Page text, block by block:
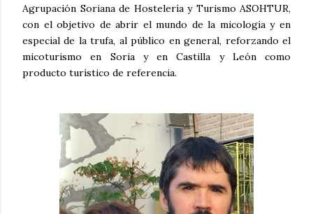
Agrupación Soriana de Hostelería y Turismo ASOHTUR,
con el objetivo de abrir el mundo de la micología y en
especial de la trufa, al público en general, reforzando el
micoturismo en Soria y en Castilla y León como
producto turístico de referencia.